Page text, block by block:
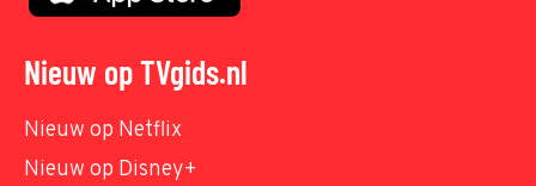
Nieuw op TVgids.nl
Nieuw op Netflix
Nieuw op Disney+